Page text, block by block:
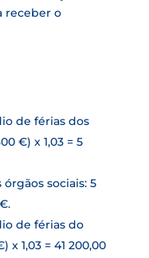
receber o
de férias dos
€) x 1,03 = 5
sociais: 5
de férias do
x 1,03 = 41 200,00